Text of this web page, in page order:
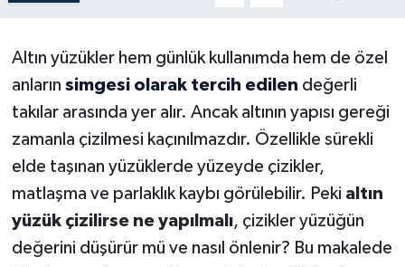
Altın yüzükler hem günlük kullanımda hem de özel
anların simgesi olarak tercih edilen değerli
takılar arasında yer alır. Ancak altının yapısı gereği
zamanla çizilmesi kaçınılmazdır. Özellikle sürekli
elde taşınan yüzüklerde yüzeyde çizikler,
matlaşma ve parlaklık kaybı görülebilir. Peki altın
yüzük çizilirse ne yapılmalı, çizikler yüzüğün
değerini düşürür mü ve nasıl önlenir? Bu makalede